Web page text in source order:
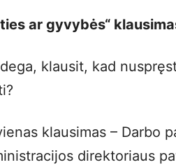
ar gyvybės“
klausit, kad
klausimas – Darbo
direktoriaus